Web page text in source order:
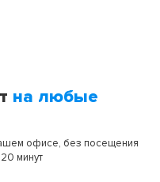
на любые
офисе, без посещения
минут